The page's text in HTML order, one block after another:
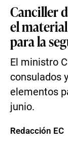
Canciller
el
para la
El ministro
consulados
elementos
junio.
Redacción EC